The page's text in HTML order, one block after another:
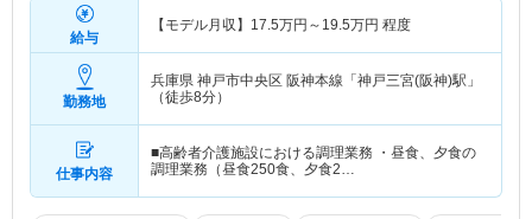
給与
【モデル月収】 17.5万円～ 19.5万円 程度
勤務地
兵庫県 神戸市中央区 阪神本線「神戸三宮(阪神)駅」
（徒歩8分）
仕事内容
■高齢者介護施設における調理業務 ・昼食、夕食の
調理業務（昼食250食、夕食2…